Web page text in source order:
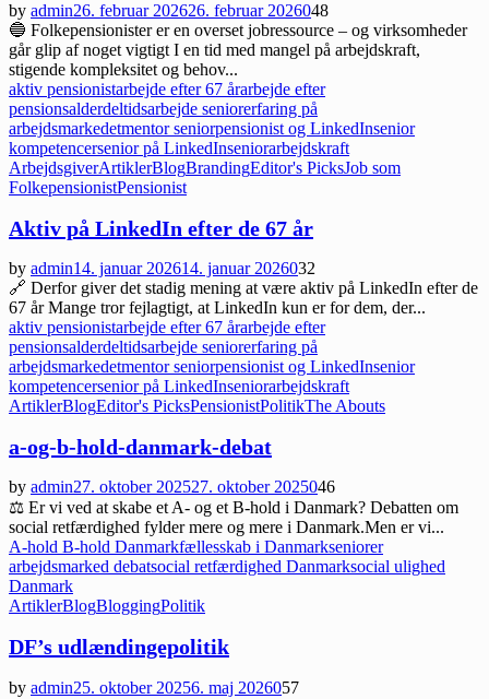
by admin26. februar 202626. februar 2026048
🔵 Folkepensionister er en overset jobressource – og virksomheder
går glip af noget vigtigt I en tid med mangel på arbejdskraft,
stigende kompleksitet og behov...
aktiv pensionistarbejde efter 67 årarbejde efter
pensionsalderdeltidsarbejde seniorerfaring på
arbejdsmarkedetmentor seniorpensionist og LinkedInsenior
kompetencersenior på LinkedInseniorarbejdskraft
ArbejdsgiverArtiklerBlogBrandingEditor's PicksJob som
FolkepensionistPensionist
Aktiv på LinkedIn efter de 67 år
by admin14. januar 202614. januar 2026032
🔗 Derfor giver det stadig mening at være aktiv på LinkedIn efter de
67 år Mange tror fejlagtigt, at LinkedIn kun er for dem, der...
aktiv pensionistarbejde efter 67 årarbejde efter
pensionsalderdeltidsarbejde seniorerfaring på
arbejdsmarkedetmentor seniorpensionist og LinkedInsenior
kompetencersenior på LinkedInseniorarbejdskraft
ArtiklerBlogEditor's PicksPensionistPolitikThe Abouts
a-og-b-hold-danmark-debat
by admin27. oktober 202527. oktober 2025046
⚖️ Er vi ved at skabe et A- og et B-hold i Danmark? Debatten om
social retfærdighed fylder mere og mere i Danmark.Men er vi...
A-hold B-hold Danmarkfællesskab i Danmarkseniorer
arbejdsmarked debatsocial retfærdighed Danmarksocial ulighed
Danmark
ArtiklerBlogBloggingPolitik
DF’s udlændingepolitik
by admin25. oktober 20256. maj 2026057